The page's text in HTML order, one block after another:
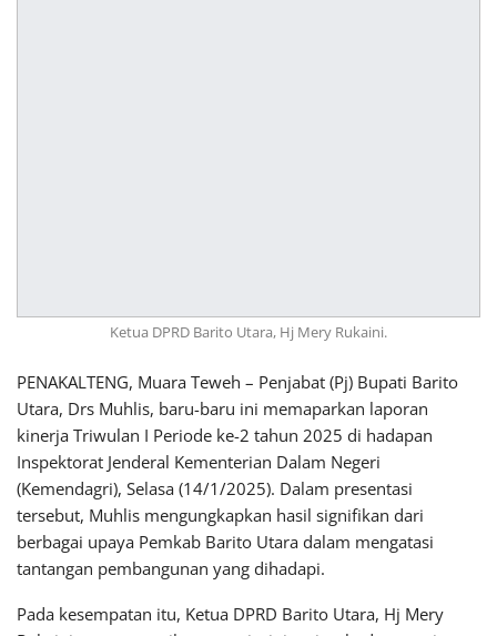
Ketua DPRD Barito Utara, Hj Mery Rukaini.
PENAKALTENG, Muara Teweh – Penjabat (Pj) Bupati Barito
Utara, Drs Muhlis, baru-baru ini memaparkan laporan
kinerja Triwulan I Periode ke-2 tahun 2025 di hadapan
Inspektorat Jenderal Kementerian Dalam Negeri
(Kemendagri), Selasa (14/1/2025). Dalam presentasi
tersebut, Muhlis mengungkapkan hasil signifikan dari
berbagai upaya Pemkab Barito Utara dalam mengatasi
tantangan pembangunan yang dihadapi.
Pada kesempatan itu, Ketua DPRD Barito Utara, Hj Mery